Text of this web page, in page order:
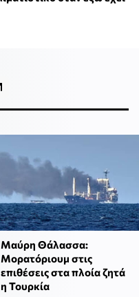
Μαύρη Θάλασσα:
Μορατόριουμ στις
επιθέσεις στα πλοία ζητά
η Τουρκία